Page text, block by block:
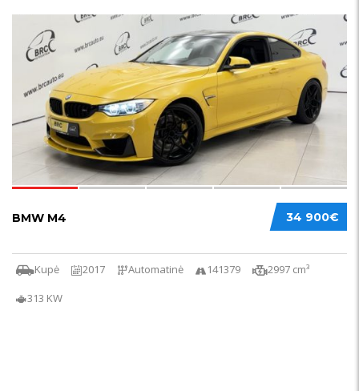
65
34 900€
BMW M4
Kupė 2017 Automatinė 141379
2997 cm³
313 KW